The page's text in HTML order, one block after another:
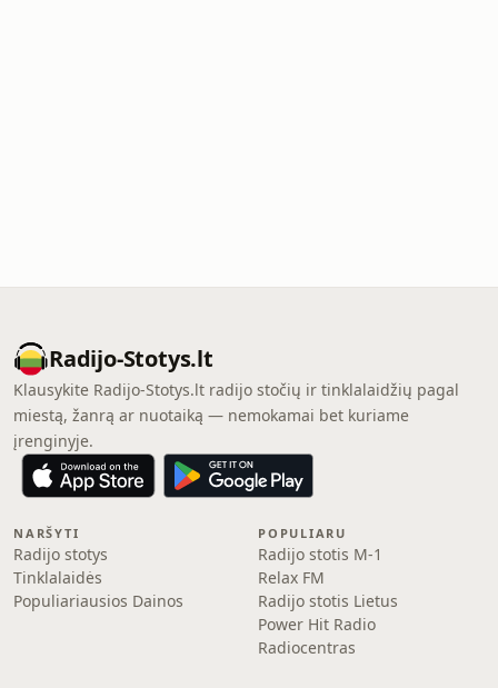
Radijo-Stotys.lt
Klausykite Radijo-Stotys.lt radijo stočių ir tinklalaidžių pagal
miestą, žanrą ar nuotaiką — nemokamai bet kuriame
įrenginyje.
NARŠYTI
Radijo stotys
Tinklalaidės
Populiariausios Dainos
POPULIARU
Radijo stotis M-1
Relax FM
Radijo stotis Lietus
Power Hit Radio
Radiocentras